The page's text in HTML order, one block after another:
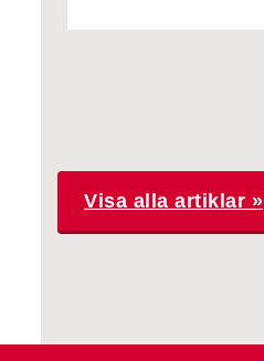
Visa alla artiklar »